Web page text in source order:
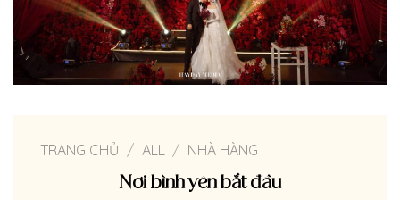
TRANG CHỦ / ALL / NHÀ HÀNG
Nơi bình yên bắt đầu